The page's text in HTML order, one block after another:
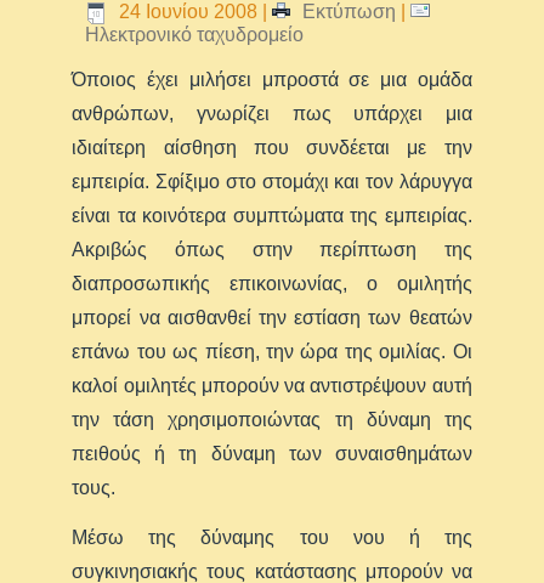
24 Ιουνίου 2008 | Εκτύπωση
Ηλεκτρονικό ταχυδρομείο
Όποιος έχει μιλήσει μπροστά σε μια ομάδα
ανθρώπων, γνωρίζει πως υπάρχει μια
ιδιαίτερη αίσθηση που συνδέεται με την
εμπειρία. Σφίξιμο στο στομάχι και τον λάρυγγα
είναι τα κοινότερα συμπτώματα της εμπειρίας.
Ακριβώς όπως στην περίπτωση της
διαπροσωπικής επικοινωνίας, ο ομιλητής
μπορεί να αισθανθεί την εστίαση των θεατών
επάνω του ως πίεση, την ώρα της ομιλίας. Οι
καλοί ομιλητές μπορούν να αντιστρέψουν αυτή
την τάση χρησιμοποιώντας τη δύναμη της
πειθούς ή τη δύναμη των συναισθημάτων
τους.
Μέσω της δύναμης του νου ή της
συγκινησιακής τους κατάστασης μπορούν να